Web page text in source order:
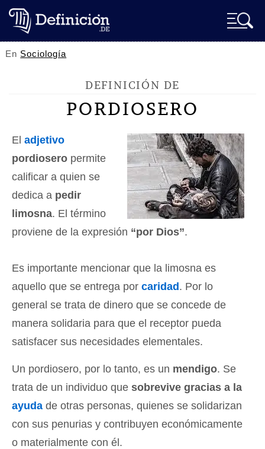
En Sociología
DEFINICIÓN DE
PORDIOSERO
El adjetivo
pordiosero permite
calificar a quien se
dedica a pedir
limosna. El término
proviene de la expresión “por Dios”.
Es importante mencionar que la limosna es
aquello que se entrega por caridad . Por lo
general se trata de dinero que se concede de
manera solidaria para que el receptor pueda
satisfacer sus necesidades elementales.
Un pordiosero, por lo tanto, es un mendigo. Se
trata de un individuo que sobrevive gracias a la
ayuda de otras personas, quienes se solidarizan
con sus penurias y contribuyen económicamente
o materialmente con él.